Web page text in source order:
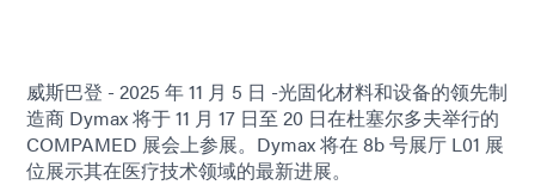
威斯巴登 - 2025 年 11 月 5 日 -光固化材料和设备的领先制
造商 Dymax 将于 11 月 17 日至 20 日在杜塞尔多夫举行的
COMPAMED 展会上参展。Dymax 将在 8b 号展厅 L01 展
位展示其在医疗技术领域的最新进展。